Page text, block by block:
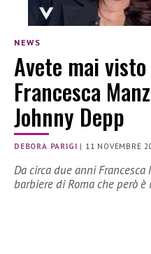
NEWS
Avete mai
Francesca
Johnny Depp
DEBORA PARIGI | 11 NOVEMBRE
Da circa due anni
barbiere di Roma che però